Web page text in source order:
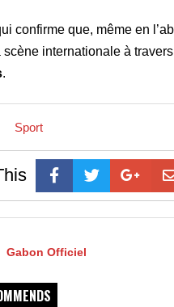
confirme que, même en
scène internationale à
.
Sport
Gabon Officiel